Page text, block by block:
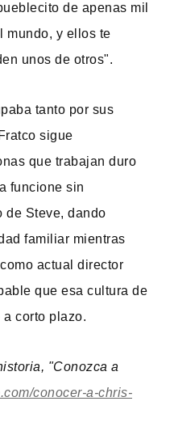
de apenas mil
mundo, y ellos te
unos de otros".
tanto por sus
sigue
que trabajan duro
funcione sin
de Steve, dando
familiar mientras
actual director
que esa cultura de
corto plazo.
"Conozca a
conocer-a-chris-